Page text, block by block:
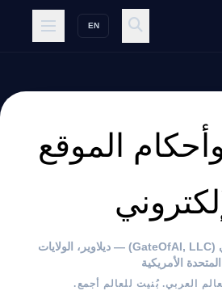
EN
الموقع
بوابة الذكاء الاصطناعي (GateOfAI, LLC) — ديلاوير، الولايات
المتحدة الأمريكية
العربي. بُنيت للعالم أجمع.